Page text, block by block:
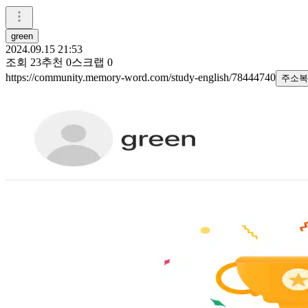
green
2024.09.15 21:53
조회 23추천 0스크랩 0
https://community.memory-word.com/study-english/78444740 주소